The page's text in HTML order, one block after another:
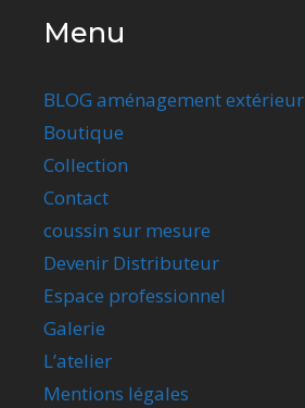
Menu
BLOG aménagement extérieur
Boutique
Collection
Contact
coussin sur mesure
Devenir Distributeur
Espace professionnel
Galerie
L’atelier
Mentions légales